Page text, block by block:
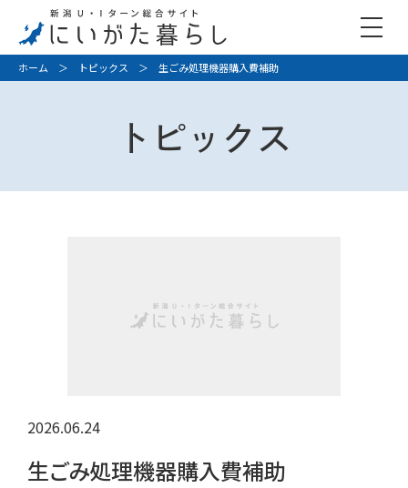
ホーム ＞ トピックス ＞ 生ごみ処理機器購入費補助
トピックス
2026.06.24
生ごみ処理機器購入費補助